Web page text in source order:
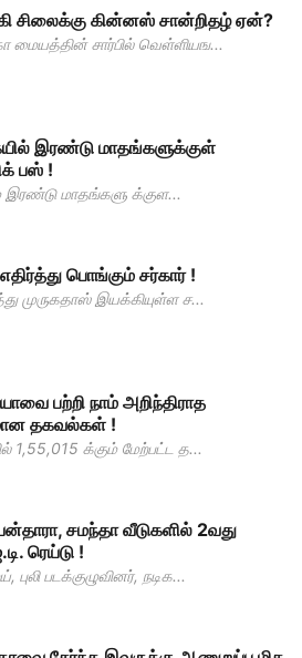
சிலைக்கு கின்னஸ் சான்றிதழ் ஏன்?
மையத்தின் சார்பில் வெள்ளியங...
இரண்டு மாதங்களுக்குள்
பஸ் !
இரண்டு மாதங்களு க்குள...
பொங்கும் சர்கார் !
முருகதாஸ் இயக்கியுள்ள ச...
பற்றி நாம் அறிந்திராத
தகவல்கள் !
1,55,015 க்கும் மேற்பட்ட த...
சமந்தா வீடுகளில் 2வது
ரெய்டு !
புலி படக்குழுவினர், நடிக...